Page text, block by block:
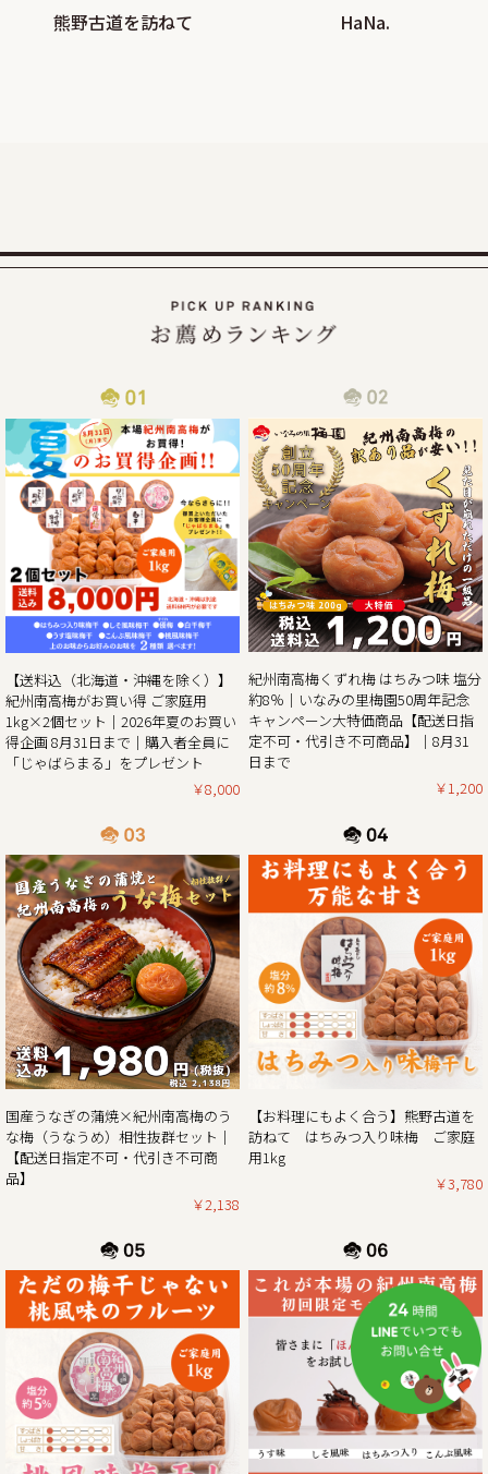
大好評!!夏の紀州南高梅お買い得企画を9月30日まで延長しま
津波の影響で、物流がストップしてしまい、納期通りに商品
をお届けすることが現状困難となってしまっております。
2025/06/14
梅の大凶作にも負けず紀州南高梅の「夏のお買い得企画」開
催!!
この度、ご家庭用梅干1kg×2個セットが大変お得にお買い求
めいただける夏のお買い得企画を8月31日（日）まで開催さ
せていただきます。また、期間中当企画の商品をご購入いた
だいたお客様全員に和歌山県北山村が原産のじゃばらを使っ
たジュース「じゃばらまる」もプレゼント！
の4月に降った雹（ひょう）被害により、2年連続の梅の大凶
作となり梅の収量は例年の半分〜3割の見込みとなりまし
た。そんな中でも天災にも負けず強く育った梅を皆さまの元
へお届けしたい、そんな想いから夏のお買い得企画を開催さ
2025/05/13
生クリームぱんだ感謝還元セール!!｜生クリームぱんだ21個
セットを大特価販売中!!
皆さまに親しまれた和歌山のジャイアントパンダが6月で中
国に返還となります。
「今までありがとう」の感謝を気持ちを込めて、生クリーム
ぱんだ感謝還元セールを開催させていただきます。
生クリームぱんだ21個セットが大特価!!ぜひこの機会をお見
逃しなく。
2025/02/01
紀州南高梅がお買い得な春の花まつり企画 & ご購入でポイン
ト5倍プレゼントのダブルキャンペーン開催！！
この度、ご家庭用梅干1kg×2個セットが大変お得にお買い求
めいただけるお買い得企画を開催させていただきます。ま
た、期間中当企画の商品をご購入いただいたお客様全員に
さらにダブルキャンペーンとして、今ならショップ内の全商
品を対象にご購入時に通常のポイント5倍プレゼント！
ぜひお得なこの機会に本場紀州南高梅の梅干しをご賞味くだ
2025/01/06
2025年新春梅干しお買得企画のご案内｜紀州南高梅ご家庭用
1kg×2個セットを税込・送料込みのお買い得価格にて販売
熊野古道を訪ねて HaNa.
【送料込（北海道・沖縄を除く）】
紀州南高梅がお買い得 ご家庭用
1kg×2個セット｜2026年夏のお買い
得企画 8月31日まで｜購入者全員に
「じゃばらまる」をプレゼント
￥8,000
紀州南高梅くずれ梅 はちみつ味 塩分
約8％｜いなみの里梅園50周年記念
キャンペーン大特価商品【配送日指
定不可・代引き不可商品】｜8月31
日まで
￥1,200
国産うなぎの蒲焼×紀州南高梅のう
な梅（うなうめ）相性抜群セット｜
【配送日指定不可・代引き不可商
品】
￥2,138
【お料理にもよく合う】熊野古道を
訪ねて はちみつ入り味梅 ご家庭
用1kg
￥3,780